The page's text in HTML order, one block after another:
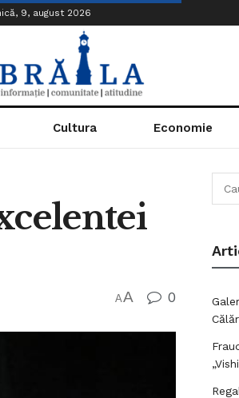
9, august 2026
Cultura Economie
AA 0